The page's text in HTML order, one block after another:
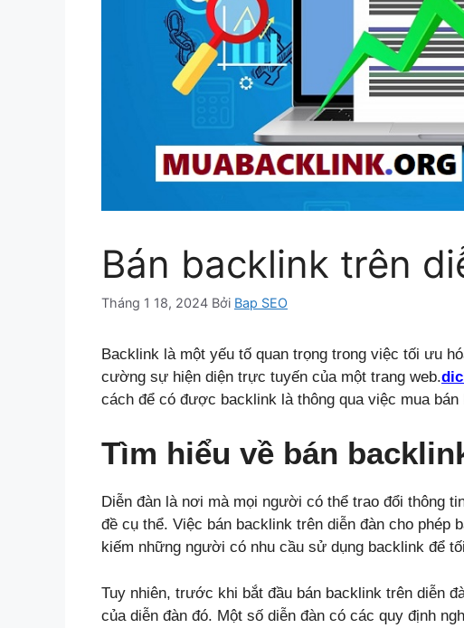
Bán backlink trên
Tháng 1 18, 2024 Bởi Bap SEO
Backlink là một yếu tố quan trọng trong việc tối ưu
cường sự hiện diện trực tuyến của một trang web.
cách để có được backlink là thông qua việc mua bán
Tìm hiểu về bán
Diễn đàn là nơi mà mọi người có thể trao đổi thông
đề cụ thể. Việc bán backlink trên diễn đàn cho phép
kiếm những người có nhu cầu sử dụng backlink để
Tuy nhiên, trước khi bắt đầu bán backlink trên diễn
của diễn đàn đó. Một số diễn đàn có các quy định